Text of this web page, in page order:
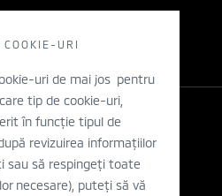
Caracter Personal
URI
uri de mai jos pentru
tip de cookie-uri,
în funcție tipul de
revizuirea informațiilor
sau să respingeți toate
necesare), puteți să vă